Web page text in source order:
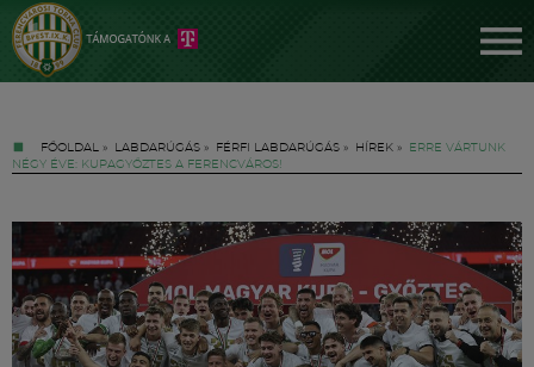
FŐOLDAL » LABDARÚGÁS » FÉRFI LABDARÚGÁS » HÍREK »
ERRE VÁRTUNK
NÉGY ÉVE: KUPAGYŐZTES A FERENCVÁROS!
Jegyek